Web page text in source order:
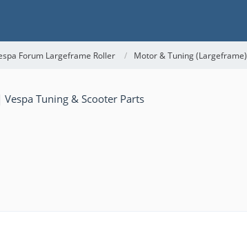
Forum Largeframe Roller Motor & Tuning (Largeframe)